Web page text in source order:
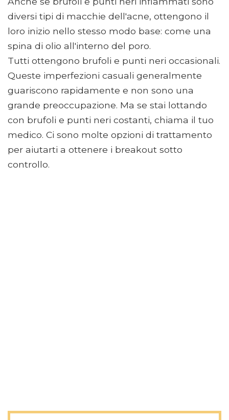
diversi tipi di macchie dell'acne, ottengono il
loro inizio nello stesso modo base: come una
spina di olio all'interno del poro.
Tutti ottengono brufoli e punti neri occasionali.
Queste imperfezioni casuali generalmente
guariscono rapidamente e non sono una
grande preoccupazione. Ma se stai lottando
con brufoli e punti neri costanti, chiama il tuo
medico. Ci sono molte opzioni di trattamento
per aiutarti a ottenere i breakout sotto
controllo.